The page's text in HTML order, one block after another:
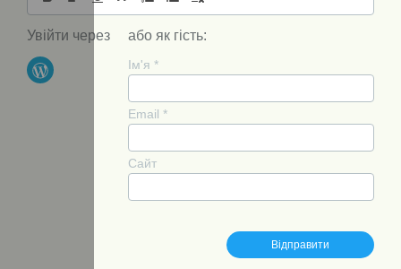
Увійти через або як гість:
Ім'я *
Email *
Сайт